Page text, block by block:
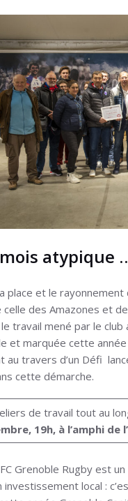
atypique
place et le
des Amazones et
travail mené par le
et marquée cette année
travers d’un Défi
cette démarche.
de travail tout au
19h, à l’amphi de
Grenoble Rugby est
local :